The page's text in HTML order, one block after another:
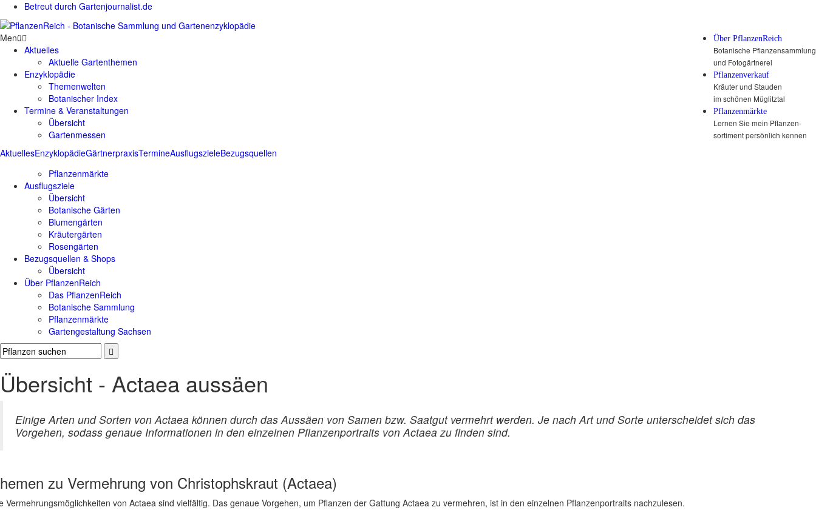
Betreut durch Gartenjournalist.de
Über PflanzenReich
Botanische Pflanzensammlung
und Fotogärtnerei
Pflanzenverkauf
Kräuter und Stauden
im schönen Müglitztal
Pflanzenmärkte
Lernen Sie mein Pflanzen-
sortiment persönlich kennen
AktuellesEnzyklopädieGärtnerpraxisTermineAusflugszieleBezugsquellen
Menü
Aktuelles
Aktuelle Gartenthemen
Enzyklopädie
Themenwelten
Botanischer Index
Termine & Veranstaltungen
Übersicht
Gartenmessen
Pflanzenmärkte
Ausflugsziele
Übersicht
Botanische Gärten
Blumengärten
Kräutergärten
Rosengärten
Bezugsquellen & Shops
Übersicht
Über PflanzenReich
Das PflanzenReich
Botanische Sammlung
Pflanzenmärkte
Gartengestaltung Sachsen
Übersicht - Actaea aussäen
Einige Arten und Sorten von Actaea können durch das Aussäen von Samen bzw. Saatgut vermehrt werden. Je nach Art und Sorte unterscheidet sich das
Vorgehen, sodass genaue Informationen in den einzelnen Pflanzenportraits von Actaea zu finden sind.
zu Vermehrung von Christophskraut (Actaea)
Vermehrungsmöglichkeiten von Actaea sind vielfältig. Das genaue Vorgehen, um Pflanzen der Gattung Actaea zu vermehren, ist in den einzelnen Pflanzenportraits nachzulesen.